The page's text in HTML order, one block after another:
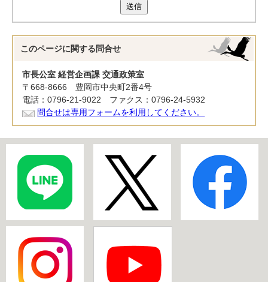
送信
このページに関する 問合せ
市長公室 経営企画課 交通政策室
〒668-8666 豊岡市中央町2番4号
電話：0796-21-9022 ファクス：0796-24-5932
問合せは専用フォームを利用してください。